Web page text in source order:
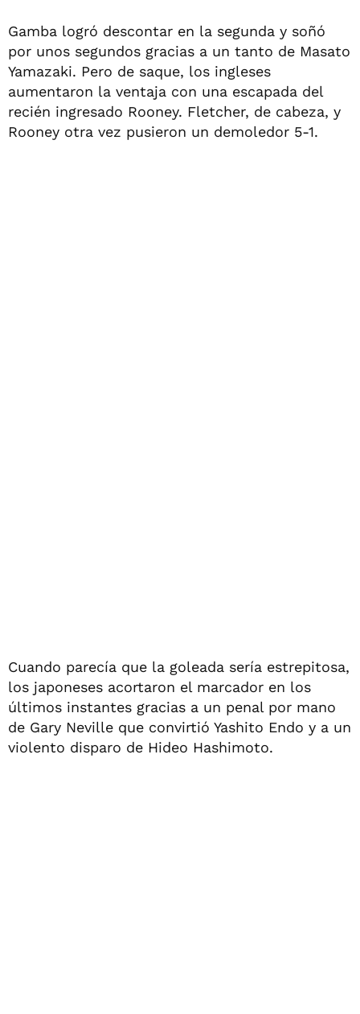
Gamba logró descontar en la segunda y soñó
por unos segundos gracias a un tanto de Masato
Yamazaki. Pero de saque, los ingleses
aumentaron la ventaja con una escapada del
recién ingresado Rooney. Fletcher, de cabeza, y
Rooney otra vez pusieron un demoledor 5-1.
Cuando parecía que la goleada sería estrepitosa,
los japoneses acortaron el marcador en los
últimos instantes gracias a un penal por mano
de Gary Neville que convirtió Yashito Endo y a un
violento disparo de Hideo Hashimoto.